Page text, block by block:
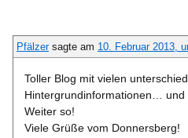
Pfälzersagte am 10. Februar 2013,
Toller Blog mit vielen
Hintergrundinformationen… und
Weiter so!
Viele Grüße vom Donnersberg!